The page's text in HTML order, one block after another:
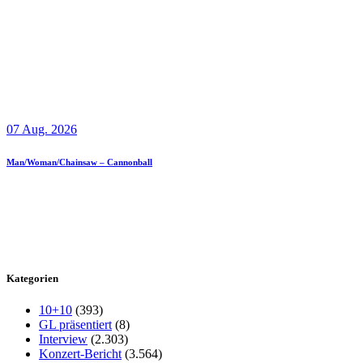
07 Aug. 2026
Man/Woman/Chainsaw – Cannonball
Kategorien
10+10 (393)
GL präsentiert (8)
Interview (2.303)
Konzert-Bericht (3.564)